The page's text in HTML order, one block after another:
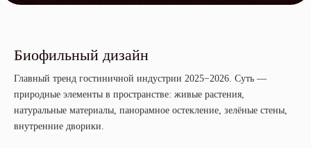
Биофильный дизайн
Главный тренд гостиничной индустрии 2025−2026. Суть —
природные элементы в пространстве: живые растения,
натуральные материалы, панорамное остекление, зелёные стены,
внутренние дворики.